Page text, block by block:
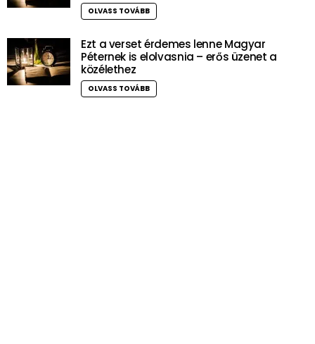
OLVASS TOVÁBB
Ezt a verset érdemes lenne Magyar
Péternek is elolvasnia – erős üzenet a
közélethez
OLVASS TOVÁBB